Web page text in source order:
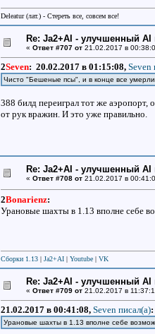
Deleatur (лат.) - Стереть все, совсем все!
Re: Ja2+AI - улучшенный AI
« Ответ #707 от21.02.2017 в
2Seven: 20.02.2017 в 01:15:08, Seven
Чисто "Бешеные псы", и в конце все
388 билд переиграл тот же
от рук вражин. И это уже правильно.
Re: Ja2+AI - улучшенный AI
« Ответ #708 от21.02.2017 в
2Bonarienz:
Урановые шахты в 1.13 вполне себе
Сборки 1.13| Ja2+AI| Youtube| VK
Re: Ja2+AI - улучшенный AI
« Ответ #709 от21.02.2017 в
21.02.2017 в 00:41:08, Seven писал(a):
Урановые шахты в 1.13 вполне себе